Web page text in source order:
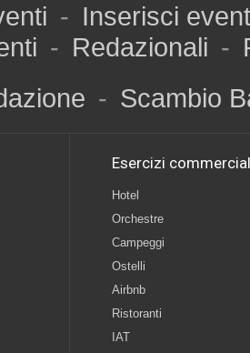
- Inserisci
- Redazionali -
- Scambio
Esercizi
Hotel
Orchestre
Campeggi
Ostelli
Airbnb
Ristoranti
IAT